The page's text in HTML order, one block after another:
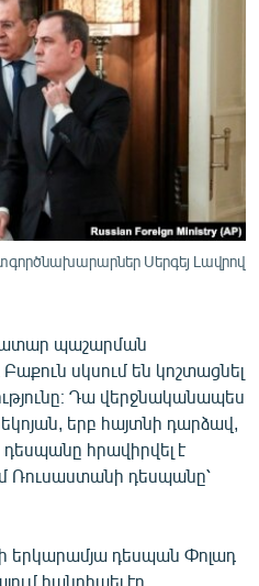
Սերգեյ Լավրով
պաշարման
սկսում են կոշտացնել
Դա վերջնականապես
երբ հայտնի դարձավ,
հրավիրվել է
Ռուսաստանի դեսպանը՝
երկարամյա դեսպան Փոլադ
հանդիպել էր